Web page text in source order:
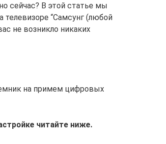
сейчас? В этой статье мы
“Самсунг (любой
не возникло никаких
на примем цифровых
читайте ниже.